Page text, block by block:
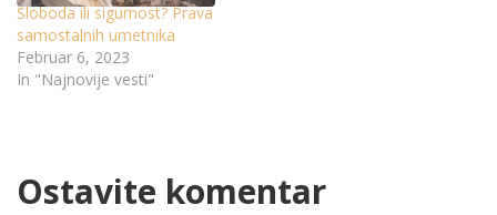
Sloboda ili sigurnost? Prava
samostalnih umetnika
Februar 6, 2023
In "Najnovije vesti"
Ostavite komentar